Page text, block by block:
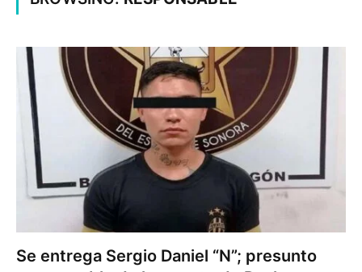
Se entrega Sergio Daniel “N”; presunto